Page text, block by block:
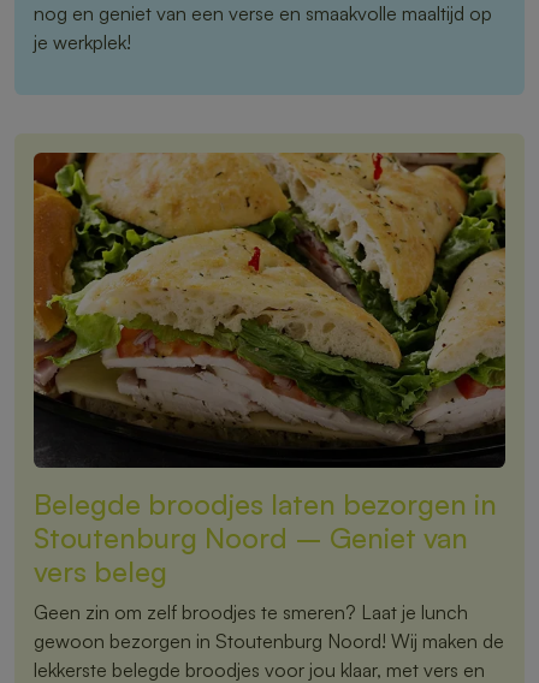
nog en geniet van een verse en smaakvolle maaltijd op
je werkplek!
Belegde broodjes laten bezorgen in
Stoutenburg Noord – Geniet van
vers beleg
Geen zin om zelf broodjes te smeren? Laat je lunch
gewoon bezorgen in Stoutenburg Noord! Wij maken de
lekkerste belegde broodjes voor jou klaar, met vers en